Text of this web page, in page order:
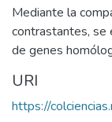
Mediante la
contrastantes, se
de genes
URI
https://